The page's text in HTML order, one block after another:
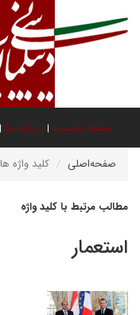
صفحه نخست درباره ما
صفحه‌اصلی کلید واژه ها
مطالب مرتبط با کلید واژه
استعمار